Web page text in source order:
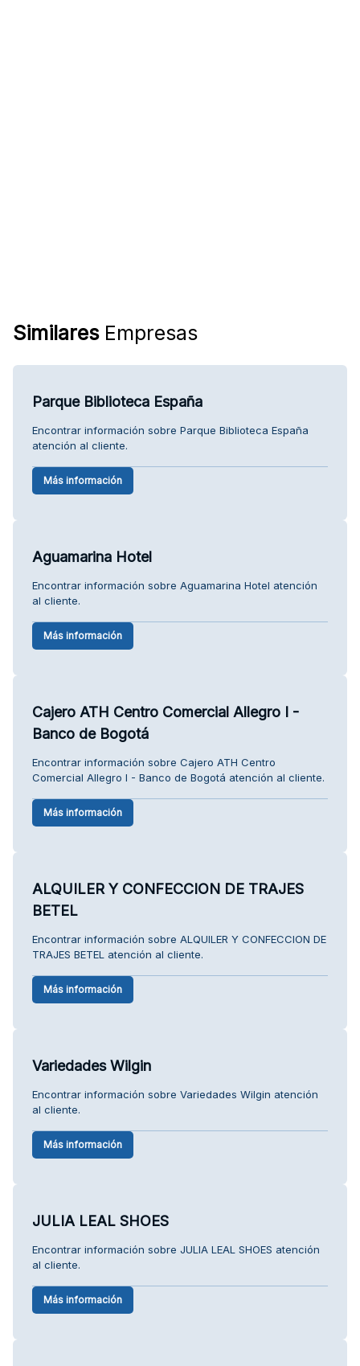
SimilaresEmpresas
Parque Biblioteca España
Encontrar información sobre Parque Biblioteca España
atención al cliente.
Más información
Aguamarina Hotel
Encontrar información sobre Aguamarina Hotel atención
al cliente.
Más información
Cajero ATH Centro Comercial Allegro I -
Banco de Bogotá
Encontrar información sobre Cajero ATH Centro
Comercial Allegro I - Banco de Bogotá atención al cliente.
Más información
ALQUILER Y CONFECCION DE TRAJES
BETEL
Encontrar información sobre ALQUILER Y CONFECCION DE
TRAJES BETEL atención al cliente.
Más información
Variedades Wilgin
Encontrar información sobre Variedades Wilgin atención
al cliente.
Más información
JULIA LEAL SHOES
Encontrar información sobre JULIA LEAL SHOES atención
al cliente.
Más información